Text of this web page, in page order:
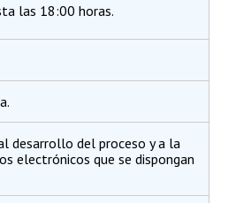
las 18:00 horas.
desarrollo del proceso y a la
electrónicos que se dispongan